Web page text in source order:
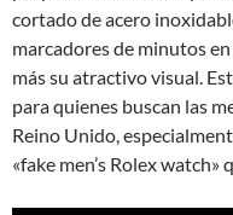
cortado de acero
marcadores de minutos
más su atractivo visual.
para quienes buscan las
Reino Unido,
«fake men’s Rolex watch»